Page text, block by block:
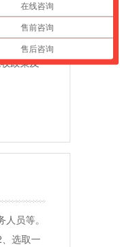
政策及
员等。
选取一
在线咨询
售前咨询
售后咨询